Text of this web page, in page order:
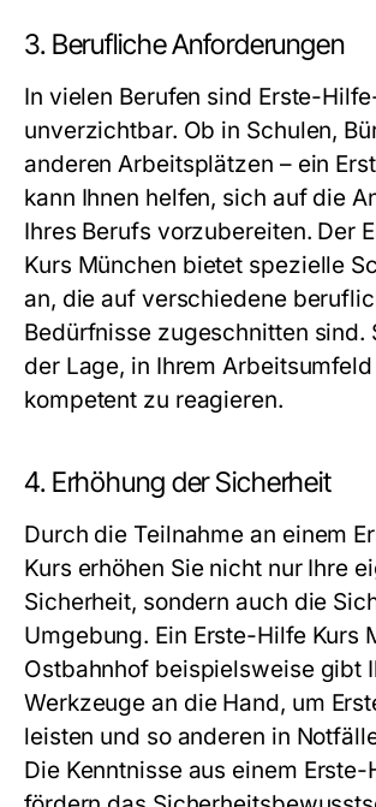
3. Berufliche Anforderungen
In vielen Berufen sind Erste-
unverzichtbar. Ob in Schulen,
anderen Arbeitsplätzen – ein
kann Ihnen helfen, sich auf die
Ihres Berufs vorzubereiten. Der
Kurs München bietet spezielle
an, die auf verschiedene
Bedürfnisse zugeschnitten sind.
der Lage, in Ihrem
kompetent zu reagieren.
4. Erhöhung der Sicherheit
Durch die Teilnahme an einem
Kurs erhöhen Sie nicht nur Ihre
Sicherheit, sondern auch die
Umgebung. Ein Erste-Hilfe Kurs
Ostbahnhof beispielsweise gibt
Werkzeuge an die Hand, um
leisten und so anderen in
Die Kenntnisse aus einem Erste-